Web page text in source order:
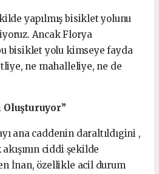
yapılmış bisiklet yolunu
Ancak Florya
bisiklet yolu kimseye fayda
ne mahalleliye, ne de
Oluşturuyor”
ana caddenin daraltıldıgini ,
ciddi şekilde
İnan, özellikle acil durum